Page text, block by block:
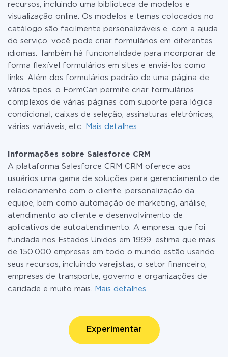
recursos, incluindo uma biblioteca de modelos e
visualização online. Os modelos e temas colocados no
catálogo são facilmente personalizáveis e, com a ajuda
do serviço, você pode criar formulários em diferentes
idiomas. Também há funcionalidade para incorporar de
forma flexível formulários em sites e enviá-los como
links. Além dos formulários padrão de uma página de
vários tipos, o FormCan permite criar formulários
complexos de várias páginas com suporte para lógica
condicional, caixas de seleção, assinaturas eletrônicas,
várias variáveis, etc.
Mais detalhes
Informações sobre Salesforce CRM
A plataforma Salesforce CRM CRM oferece aos
usuários uma gama de soluções para gerenciamento de
relacionamento com o cliente, personalização da
equipe, bem como automação de marketing, análise,
atendimento ao cliente e desenvolvimento de
aplicativos de autoatendimento. A empresa, que foi
fundada nos Estados Unidos em 1999, estima que mais
de 150.000 empresas em todo o mundo estão usando
seus recursos, incluindo varejistas, o setor financeiro,
empresas de transporte, governo e organizações de
caridade e muito mais.
Mais detalhes
Experimentar